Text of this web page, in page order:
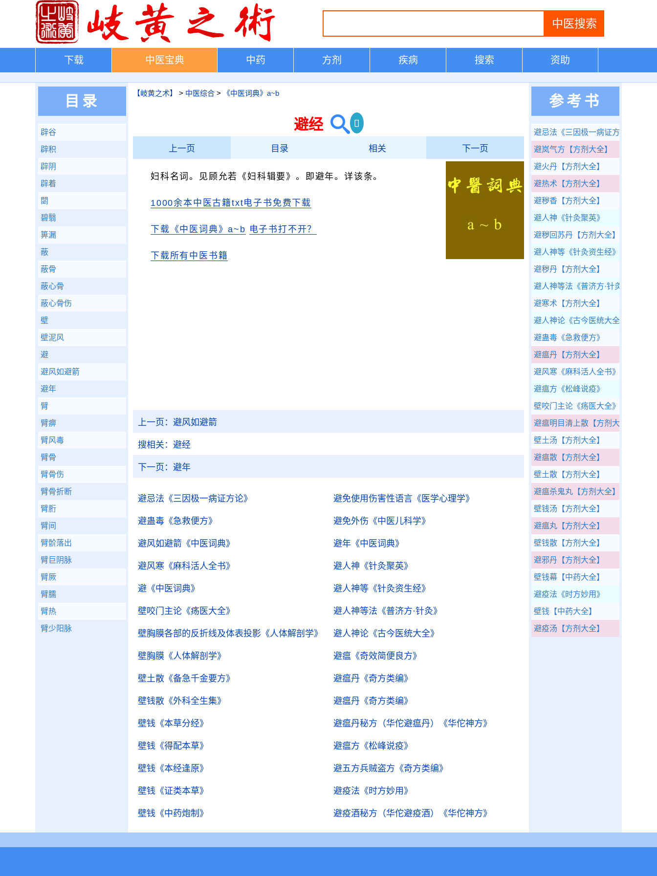
下载 中医宝典 中药 方剂 疾病 搜索 资助
【岐黄之术】 > 中医综合 > 《中医词典》a~b
避经
上一页 目录 相关 下一页
妇科名词。见顾允若《妇科辑要》。即避年。详该条。
1000余本中医古籍txt电子书免费下载
下载《中医词典》a~b 电子书打不开？
下载所有中医书籍
上一页： 避风如避箭
搜相关： 避经
下一页： 避年
避忌法 《三因极一病证方论》 避免使用伤害性语言 《医学心理学》
避蛊毒 《急救便方》 避免外伤 《中医儿科学》
避风如避箭 《中医词典》 避年 《中医词典》
避风寒 《麻科活人全书》 避人神 《针灸聚英》
避 《中医词典》 避人神等 《针灸资生经》
壁咬门主论 《疡医大全》 避人神等法 《普济方·针灸》
壁胸膜各部的反折线及体表投影 《人体解剖学》 避人神论 《古今医统大全》
壁胸膜 《人体解剖学》 避瘟 《奇效简便良方》
壁土散 《备急千金要方》 避瘟丹 《奇方类编》
壁钱散 《外科全生集》 避瘟丹 《奇方类编》
壁钱 《本草分经》 避瘟丹秘方（华佗避瘟丹） 《华佗神方》
壁钱 《得配本草》 避瘟方 《松峰说疫》
壁钱 《本经逢原》 避五方兵贼盗方 《奇方类编》
壁钱 《证类本草》 避疫法 《时方妙用》
壁钱 《中药炮制》 避疫酒秘方（华佗避疫酒） 《华佗神方》
目录
辟谷
辟积
辟阴
辟着
閟
碧翳
箅漏
蔽
蔽骨
蔽心骨
蔽心骨伤
壁
壁泥风
避
避风如避箭
避年
臂
臂痹
臂风毒
臂骨
臂骨伤
臂骨折断
臂胻
臂间
臂骱落出
臂巨阴脉
臂厥
臂臑
臂热
臂少阳脉
参考书
避忌法 《三因极一病证方论》
避岚气方 【方剂大全】
避火丹 【方剂大全】
避热术 【方剂大全】
避秽香 【方剂大全】
避人神 《针灸聚英》
避秽回苏丹 【方剂大全】
避人神等 《针灸资生经》
避秽丹 【方剂大全】
避人神等法 《普济方·针灸》
避寒术 【方剂大全】
避人神论 《古今医统大全》
避蛊毒 《急救便方》
避瘟丹 【方剂大全】
避风寒 《麻科活人全书》
避瘟方 《松峰说疫》
壁咬门主论 《疡医大全》
避瘟明目清上散 【方剂大全】
壁土汤 【方剂大全】
避瘟散 【方剂大全】
壁土散 【方剂大全】
避瘟杀鬼丸 【方剂大全】
壁钱汤 【方剂大全】
避瘟丸 【方剂大全】
壁钱散 【方剂大全】
避邪丹 【方剂大全】
壁钱幕 【中药大全】
避疫法 《时方妙用》
壁钱 【中药大全】
避疫汤 【方剂大全】